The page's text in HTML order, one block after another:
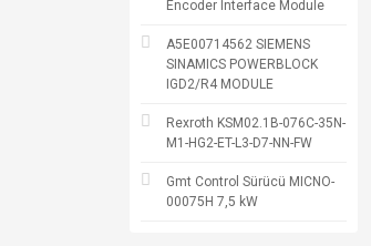
Encoder Interface Module
A5E00714562 SIEMENS
SINAMICS POWERBLOCK
IGD2/R4 MODULE
Rexroth KSM02.1B-076C-35N-
M1-HG2-ET-L3-D7-NN-FW
Gmt Control Sürücü MICNO-
00075H 7,5 kW